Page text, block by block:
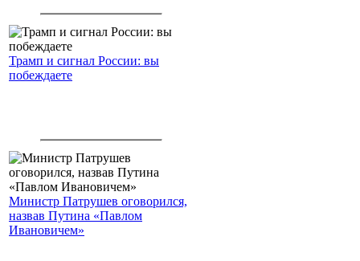
Трамп и сигнал России: вы
побеждаете
Министр Патрушев оговорился,
назвав Путина «Павлом
Ивановичем»